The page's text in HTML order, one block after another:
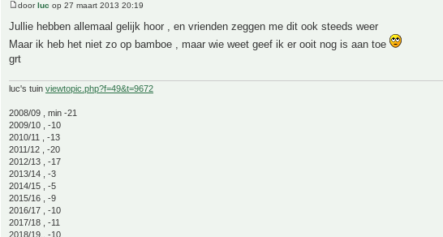
doorluc op 27 maart 2013 20:19
Jullie hebben allemaal gelijk hoor , en vrienden zeggen me dit ook steeds weer
Maar ik heb het niet zo op bamboe , maar wie weet geef ik er ooit nog is aan toe
grt
luc's tuin viewtopic.php?f=49&t=9672
2008/09 , min -21
2009/10 , -10
2010/11 , -13
2011/12 , -20
2012/13 , -17
2013/14 , -3
2014/15 , -5
2015/16 , -9
2016/17 , -10
2017/18 , -11
2018/19., -10